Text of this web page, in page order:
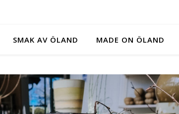
SMAK AV ÖLAND MADE ON ÖLAND